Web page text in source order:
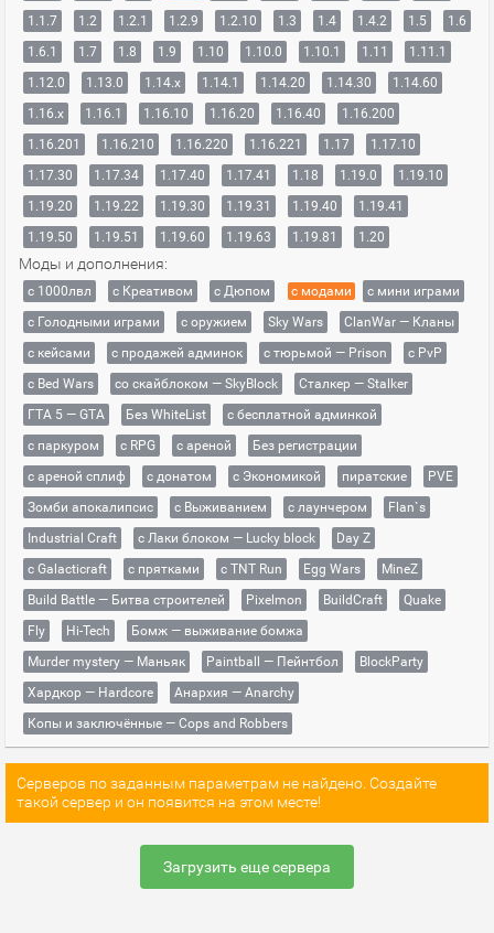
1.1.7
1.2 1.2.1 1.2.9 1.2.10 1.3 1.4 1.4.2 1.5
1.6
1.6.1
1.7 1.8 1.9 1.10 1.10.0 1.10.1 1.11
1.11.1
1.12.0
1.13.0 1.14.x 1.14.1 1.14.20 1.14.30
1.14.60
1.16.x
1.16.1 1.16.10 1.16.20 1.16.40
1.16.200
1.16.201
1.16.210 1.16.220 1.16.221 1.17
1.17.10
1.17.30
1.17.34 1.17.40 1.17.41 1.18 1.19.0
1.19.10
1.19.20
1.19.22 1.19.30 1.19.31 1.19.40
1.19.41
1.19.50
1.19.51 1.19.60 1.19.63 1.19.81 1.20
Моды и дополнения:
с 1000лвл c Креативом с Дюпом с модами
с мини играми
с Голодными играми
с оружием Sky Wars
ClanWar — Кланы
с кейсами
с продажей админок с тюрьмой — Prison
с PvP
с Bed Wars
со скайблоком — SkyBlock
Сталкер — Stalker
ГТА 5 — GTA
Без WhiteList
с бесплатной админкой
с паркуром
с RPG с ареной
Без регистрации
с ареной сплиф
с донатом с Экономикой пиратские
PVE
Зомби апокалипсис
с Выживанием с лаунчером
Flan`s
Industrial Craft
с Лаки блоком — Lucky block
Day Z
с Galacticraft
с прятками с TNT Run Egg Wars
MineZ
Build Battle — Битва строителей
Pixelmon BuildCraft
Quake
Fly
Hi-Tech
Бомж — выживание бомжа
Murder mystery — Маньяк
Paintball — Пейнтбол
BlockParty
Хардкор — Hardcore
Анархия — Anarchy
Копы и заключённые — Cops and Robbers
Серверов по заданным параметрам не найдено. Создайте
такой сервер и он появится на этом месте!
Загрузить еще сервера